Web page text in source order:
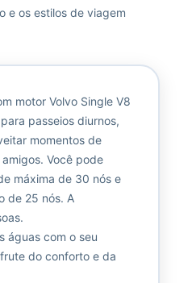
e os estilos de viagem
motor Volvo Single V8
passeios diurnos,
momentos de
Você pode
máxima de 30 nós e
de 25 nós. A
águas com o seu
do conforto e da